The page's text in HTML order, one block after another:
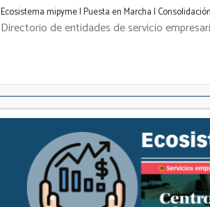
Ecosistema mipyme | Puesta en Marcha |
Directorio de entidades de servicio